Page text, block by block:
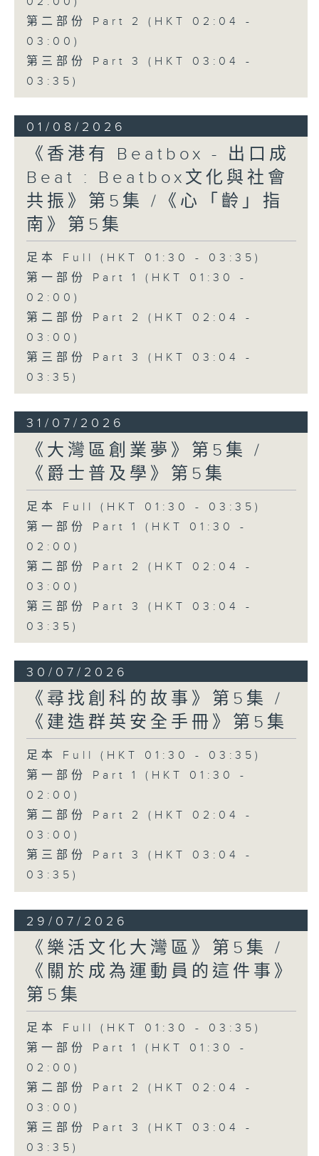
第二部份 Part 2 (HKT 02:04 -
03:00)
第三部份 Part 3 (HKT 03:04 -
03:35)
01/08/2026
《香港有 Beatbox - 出口成
Beat : Beatbox文化與社會
共振》第5集 /《心「齡」指
南》第5集
足本 Full (HKT 01:30 - 03:35)
第一部份 Part 1 (HKT 01:30 -
02:00)
第二部份 Part 2 (HKT 02:04 -
03:00)
第三部份 Part 3 (HKT 03:04 -
03:35)
31/07/2026
《大灣區創業夢》第5集 /
《爵士普及學》第5集
足本 Full (HKT 01:30 - 03:35)
第一部份 Part 1 (HKT 01:30 -
02:00)
第二部份 Part 2 (HKT 02:04 -
03:00)
第三部份 Part 3 (HKT 03:04 -
03:35)
30/07/2026
《尋找創科的故事》第5集 /
《建造群英安全手冊》第5集
足本 Full (HKT 01:30 - 03:35)
第一部份 Part 1 (HKT 01:30 -
02:00)
第二部份 Part 2 (HKT 02:04 -
03:00)
第三部份 Part 3 (HKT 03:04 -
03:35)
29/07/2026
《樂活文化大灣區》第5集 /
《關於成為運動員的這件事》
第5集
足本 Full (HKT 01:30 - 03:35)
第一部份 Part 1 (HKT 01:30 -
02:00)
第二部份 Part 2 (HKT 02:04 -
03:00)
第三部份 Part 3 (HKT 03:04 -
03:35)